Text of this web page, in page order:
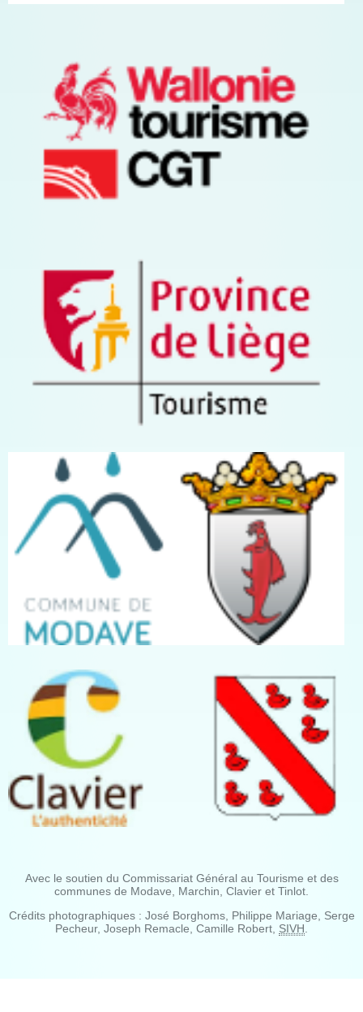
Avec le soutien du Commissariat Général au Tourisme et des
communes de Modave, Marchin, Clavier et Tinlot.
Crédits photographiques : José Borghoms, Philippe Mariage, Serge
Pecheur, Joseph Remacle, Camille Robert, SIVH.